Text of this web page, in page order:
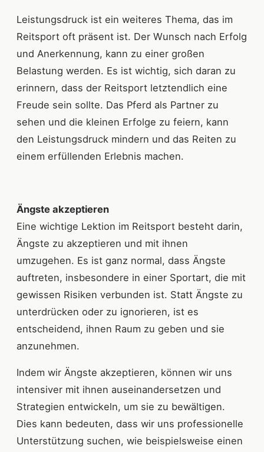
Leistungsdruck ist ein weiteres Thema, das im
Reitsport oft präsent ist. Der Wunsch nach Erfolg
und Anerkennung, kann zu einer großen
Belastung werden. Es ist wichtig, sich daran zu
erinnern, dass der Reitsport letztendlich eine
Freude sein sollte. Das Pferd als Partner zu
sehen und die kleinen Erfolge zu feiern, kann
den Leistungsdruck mindern und das Reiten zu
einem erfüllenden Erlebnis machen.
Ängste akzeptieren
Eine wichtige Lektion im Reitsport besteht darin,
Ängste zu akzeptieren und mit ihnen
umzugehen. Es ist ganz normal, dass Ängste
auftreten, insbesondere in einer Sportart, die mit
gewissen Risiken verbunden ist. Statt Ängste zu
unterdrücken oder zu ignorieren, ist es
entscheidend, ihnen Raum zu geben und sie
anzunehmen.
Indem wir Ängste akzeptieren, können wir uns
intensiver mit ihnen auseinandersetzen und
Strategien entwickeln, um sie zu bewältigen.
Dies kann bedeuten, dass wir uns professionelle
Unterstützung suchen, wie beispielsweise einen